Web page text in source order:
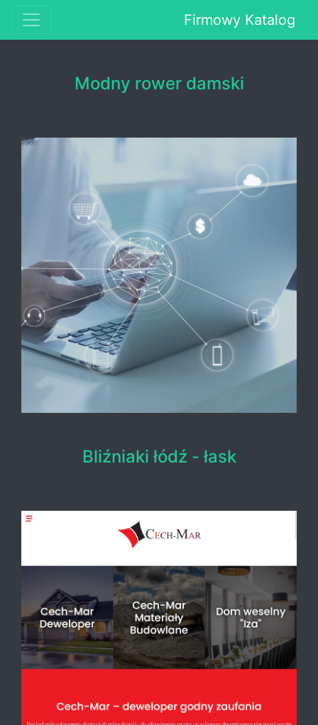
Firmowy Katalog
Modny rower damski
Bliźniaki łódź - łask